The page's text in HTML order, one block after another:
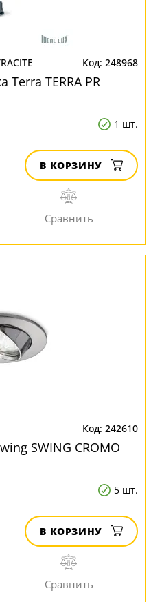
248968
Terra TERRA PR
1 шт.
В КОРЗИНУ
242610
SWING CROMO
5 шт.
В КОРЗИНУ